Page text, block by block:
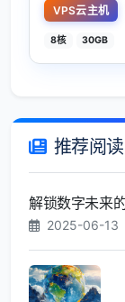
VPS云主机
8核 30GB
推荐阅读
解锁数字未来
2025-06-13